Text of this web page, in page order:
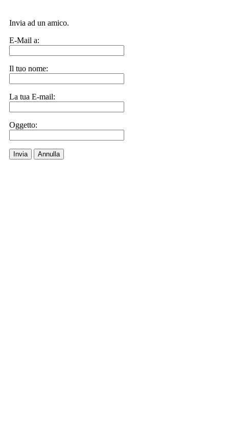
Invia ad un amico.
E-Mail a:
Il tuo nome:
La tua E-mail:
Oggetto:
Invia Annulla